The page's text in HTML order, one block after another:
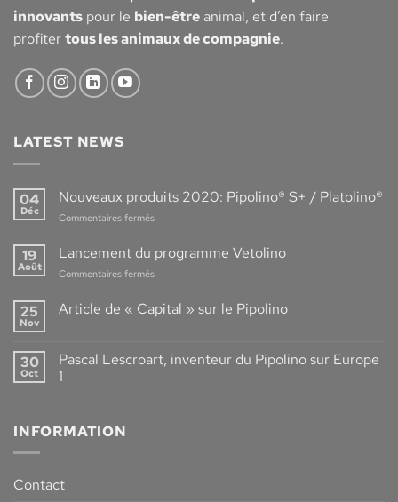
innovants pour le bien-être animal, et d’en faire
profitertous les animaux de compagnie.
LATEST NEWS
04
Déc
Nouveaux produits 2020: Pipolino® S+ / Platolino®
Commentaires fermés
2020:
Pipolino®
/
19
Août
Lancement du programme Vetolino
Commentaires fermés
du
programme
25
Nov
Article de « Capital » sur le Pipolino
Article
de
« Capital »
30
Oct
Pascal Lescroart, inventeur du Pipolino sur Europe
1
Pascal
Lescroart,
sur
INFORMATION
Contact